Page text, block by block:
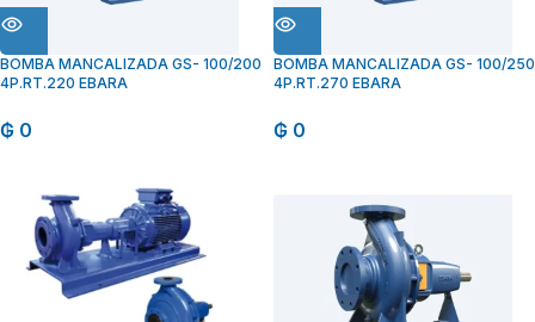
BOMBA MANCALIZADA GS- 100/200
4P.RT.220 EBARA
₲ 0
BOMBA MANCALIZADA GS- 100/250
4P.RT.270 EBARA
₲ 0